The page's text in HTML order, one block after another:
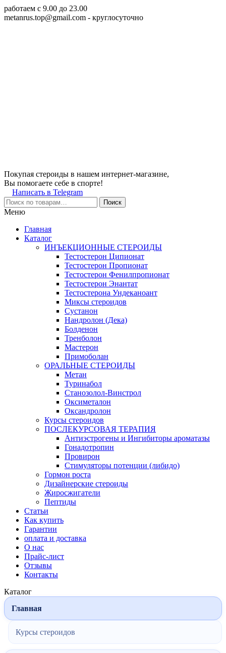
работаем c 9.00 до 23.00
metanrus.top@gmail.com - круглосуточно
Покупая стероиды в нашем интернет-магазине,
Вы помогаете себе в спорте!
Написать в Telegram
Поиск
Меню
Главная
Каталог
ИНЪЕКЦИОННЫЕ СТЕРОИДЫ
Тестостерон Ципионат
Тестостерон Пропионат
Тестостерон Фенилпропионат
Тестостерон Энантат
Тестостерона Ундеканоант
Миксы стероидов
Сустанон
Нандролон (Дека)
Болденон
Тренболон
Мастерон
Примоболан
ОРАЛЬНЫЕ СТЕРОИДЫ
Метан
Туринабол
Станозолол-Винстрол
Оксиметалон
Оксандролон
Курсы стероидов
ПОСЛЕКУРСОВАЯ ТЕРАПИЯ
Антиэстрогены и Ингибиторы ароматазы
Гонадотропин
Провирон
Стимуляторы потенции (либидо)
Гормон роста
Дизайнерские стероиды
Жиросжигатели
Пептиды
Статьи
Как купить
Гарантии
оплата и доставка
О нас
Прайс-лист
Отзывы
Контакты
Каталог
Главная
Курсы стероидов